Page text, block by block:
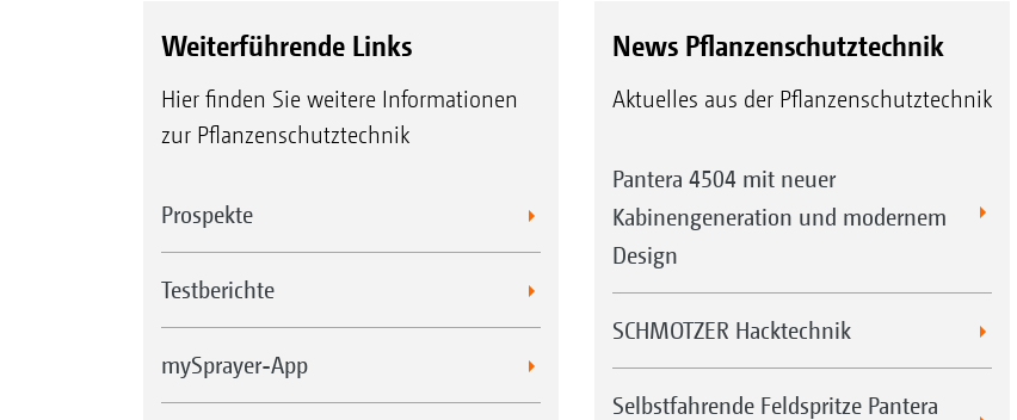
Weiterführende Links
Hier finden Sie weitere Informationen
zur Pflanzenschutztechnik
Prospekte
Testberichte
mySprayer-App
News Pflanzenschutztechnik
Aktuelles aus der Pflanzenschutztechnik
Pantera 4504 mit neuer
Kabinengeneration und modernem
Design
SCHMOTZER Hacktechnik
Selbstfahrende Feldspritze Pantera